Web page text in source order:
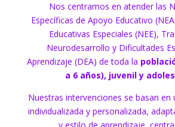
Nos centramos en atender las
Específicas de Apoyo Educativo
Educativas Especiales (NEE),
Neurodesarrollo y Dificultades
Aprendizaje (DEA) de toda la
a 6 años), juvenil y
Nuestras intervenciones se basan
individualizada y personalizada,